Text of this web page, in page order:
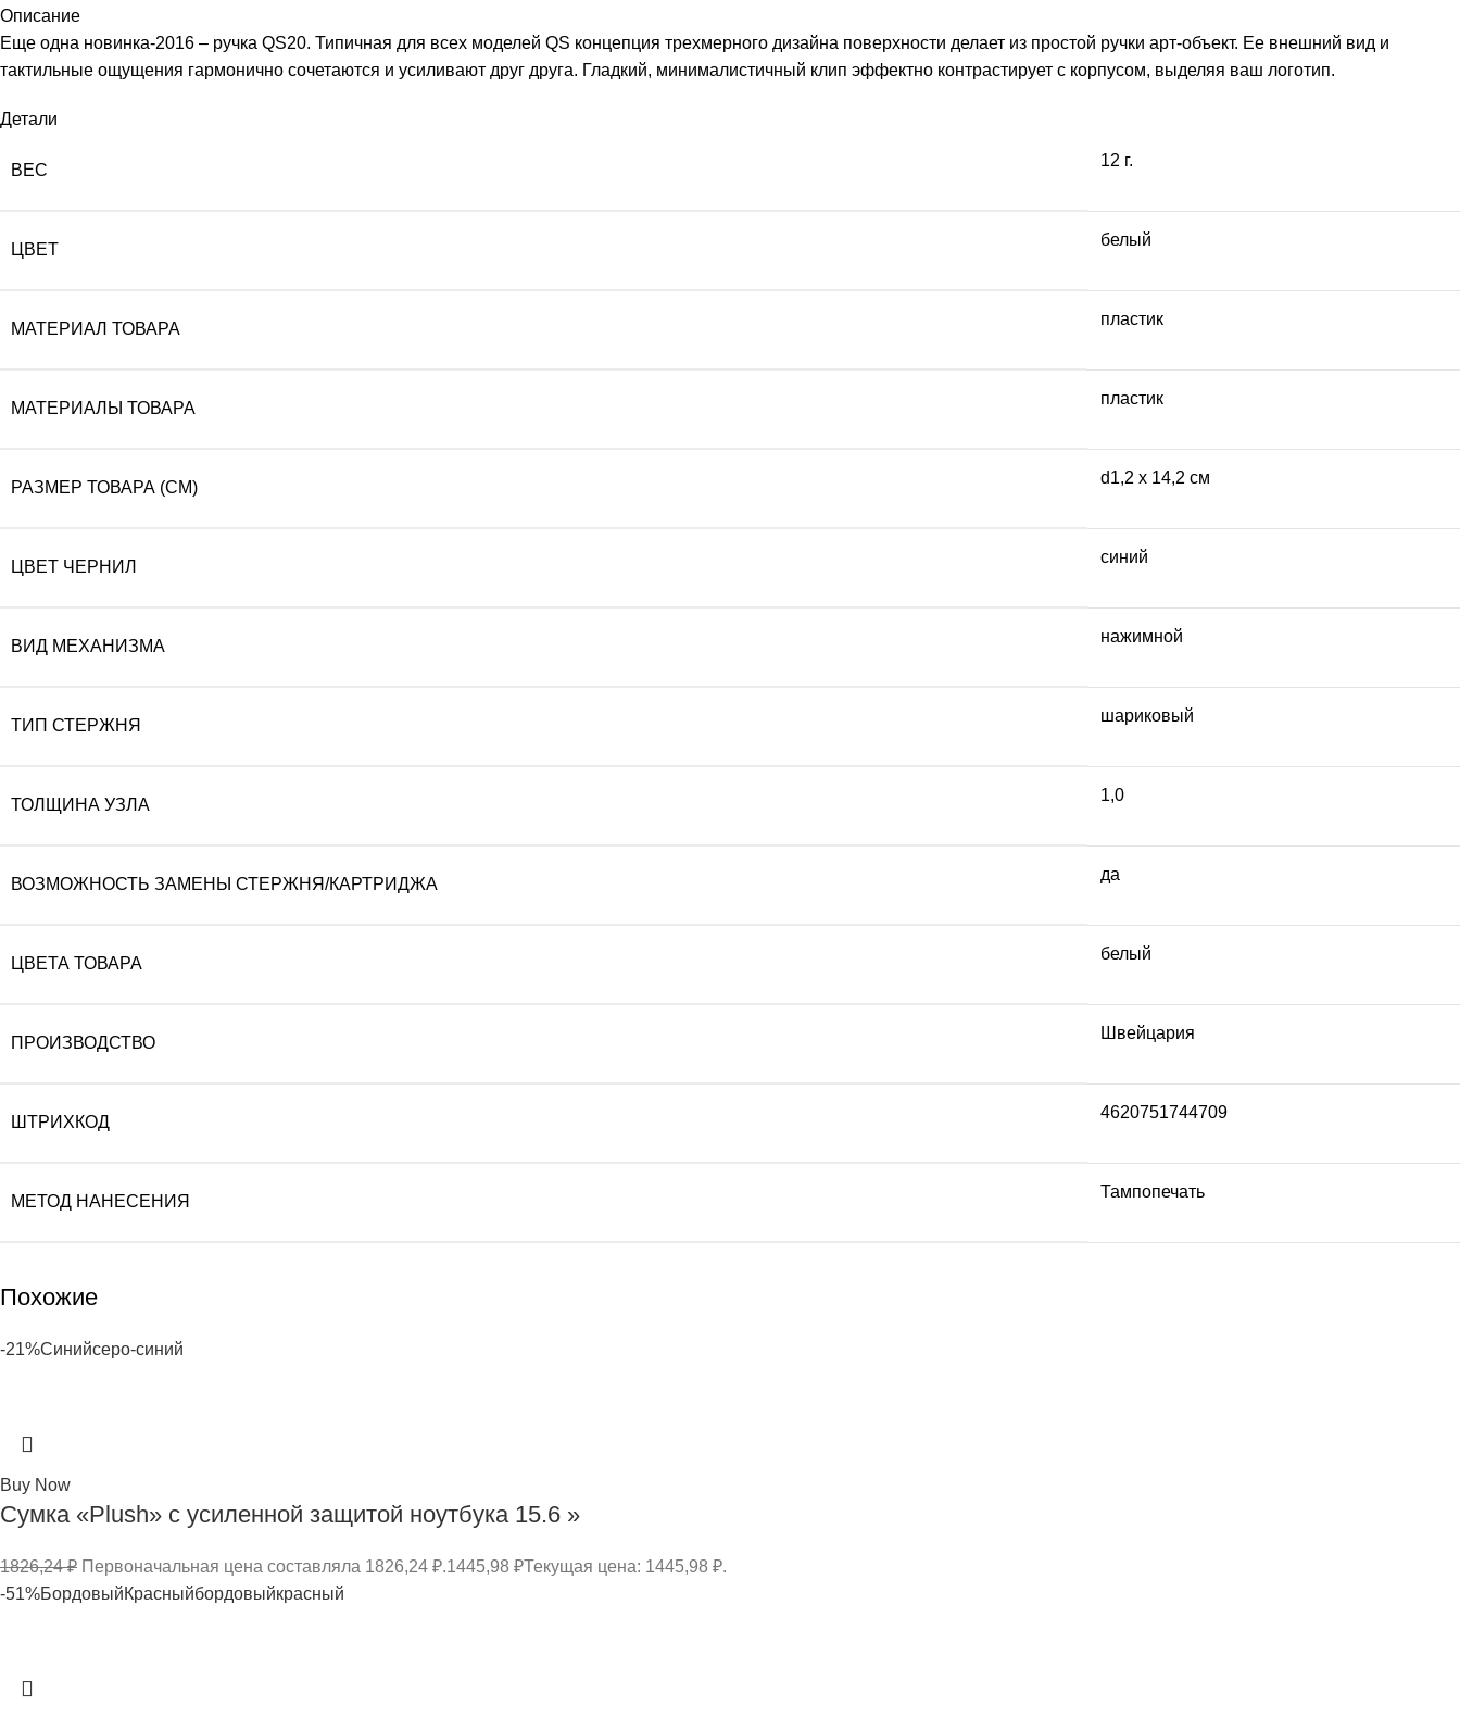
Описание
Еще одна новинка-2016 – ручка QS20. Типичная для всех моделей QS концепция трехмерного дизайна поверхности делает из простой ручки арт-объект. Ее внешний вид и
тактильные ощущения гармонично сочетаются и усиливают друг друга. Гладкий, минималистичный клип эффектно контрастирует с корпусом, выделяя ваш логотип.
Детали
ВЕС
12 г.
ЦВЕТ
белый
МАТЕРИАЛ ТОВАРА
пластик
МАТЕРИАЛЫ ТОВАРА
пластик
РАЗМЕР ТОВАРА (СМ)
d1,2 х 14,2 см
ЦВЕТ ЧЕРНИЛ
синий
ВИД МЕХАНИЗМА
нажимной
ТИП СТЕРЖНЯ
шариковый
ТОЛЩИНА УЗЛА
1,0
ВОЗМОЖНОСТЬ ЗАМЕНЫ СТЕРЖНЯ/КАРТРИДЖА
да
ЦВЕТА ТОВАРА
белый
ПРОИЗВОДСТВО
Швейцария
ШТРИХКОД
4620751744709
МЕТОД НАНЕСЕНИЯ
Тампопечать
Похожие
-21%Синийсеро-синий
Buy Now
Сумка «Plush» c усиленной защитой ноутбука 15.6 »
1826,24₽ Первоначальная цена составляла 1826,24 ₽.1445,98 ₽Текущая цена: 1445,98 ₽.
-51%БордовыйКрасныйбордовыйкрасный